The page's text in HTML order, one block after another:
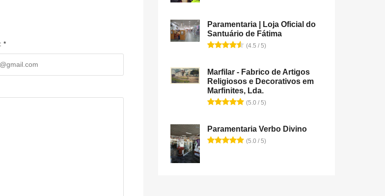
*
Paramentaria | Loja Oficial do
Santuário de Fátima
(4.5 / 5)
Marfilar - Fabrico de Artigos
Religiosos e Decorativos em
Marfinites, Lda.
(5.0 / 5)
Paramentaria Verbo Divino
(5.0 / 5)